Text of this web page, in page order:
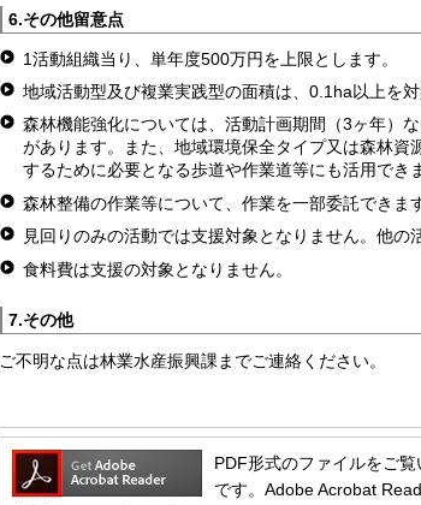
6.その他留意点
1活動組織当り、単年度500万円を上限とします。
地域活動型及び複業実践型の面積は、0.1ha以上を
森林機能強化については、活動計画期間（3ヶ年）
があります。また、地域環境保全タイプ又は森林
するために必要となる歩道や作業道等にも活用でき
森林整備の作業等について、作業を一部委託できます
見回りのみの活動では支援対象となりません。他の
食料費は支援の対象となりません。
7.その他
ご不明な点は林業水産振興課までご連絡ください。
PDF形式のファイルをご
です。Adobe Acrobat